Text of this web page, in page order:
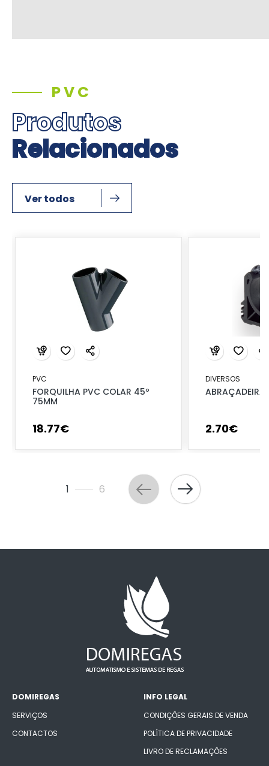
PVC
Produtos
Relacionados
Ver todos
PVC
FORQUILHA PVC COLAR 45º
75MM
18.77€
DIVERSOS
ABRAÇADEIRA
2.70€
1 6
DOMIREGAS
SERVIÇOS
CONTACTOS
INFO LEGAL
CONDIÇÕES GERAIS DE VENDA
POLÍTICA DE PRIVACIDADE
LIVRO DE RECLAMAÇÕES